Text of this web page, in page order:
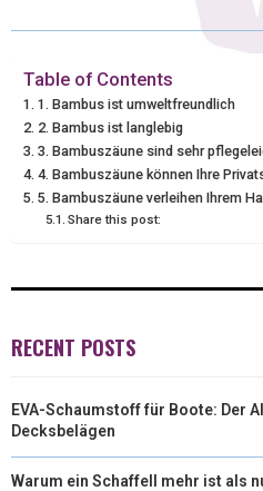
W
T
T
E
E
O
O
K
Table of Contents
1. Bambus ist umweltfreundlich
2. Bambus ist langlebig
3. Bambuszäune sind sehr
4. Bambuszäune können Ihre
5. Bambuszäune verleihen Ihrem
Share this post:
RECENT POSTS
EVA-Schaumstoff für Boote: Der
Decksbelägen
Warum ein Schaffell mehr ist als